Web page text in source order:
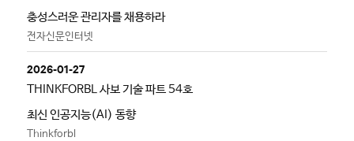
충성스러운 관리자를 채용하라
전자신문인터넷
2026-01-27
THINKFORBL 사보 기술 파트 54호
최신 인공지능(AI) 동향
Thinkforbl